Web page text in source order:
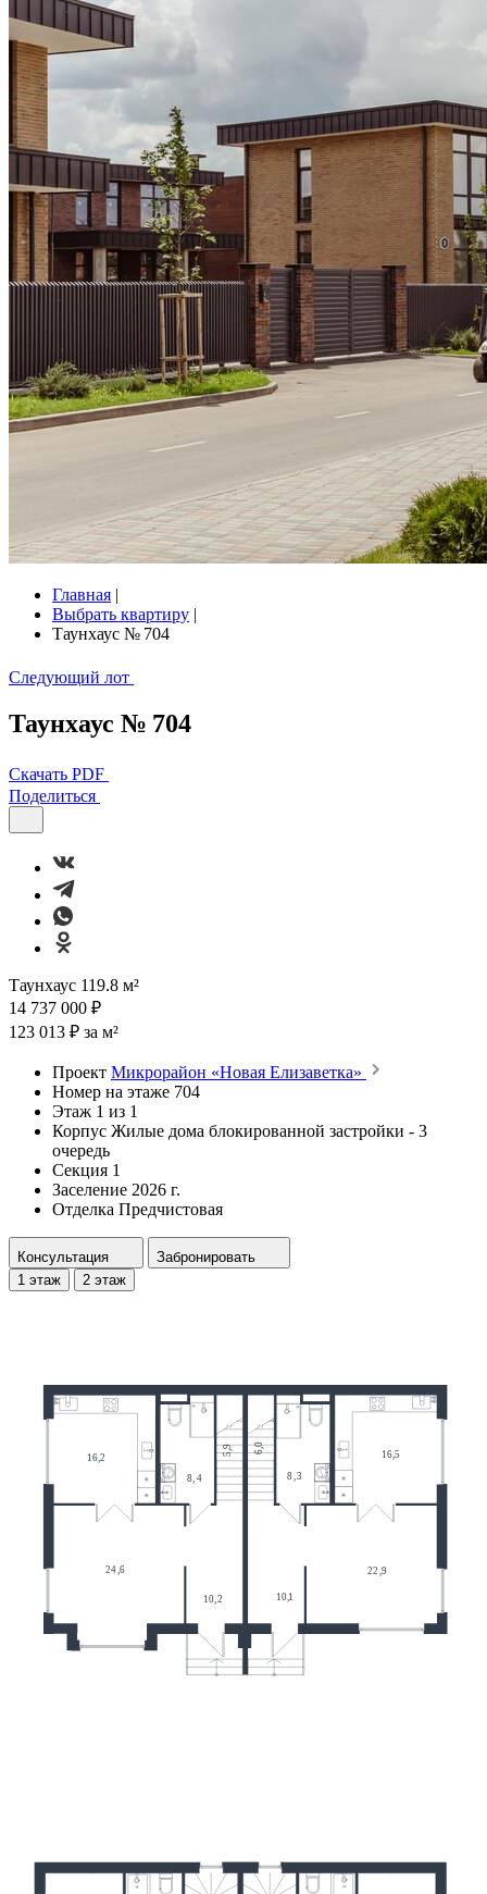
Главная |
Выбрать квартиру |
Таунхаус № 704
Следующий лот
Таунхаус № 704
Скачать PDF
Поделиться
Таунхаус 119.8 м²
14 737 000 ₽
123 013 ₽ за м²
Проект Микрорайон «Новая Елизаветка»
Номер на этаже 704
Этаж 1 из 1
Корпус Жилые дома блокированной застройки - 3
очередь
Секция 1
Заселение 2026 г.
Отделка Предчистовая
Консультация
Забронировать
1 этаж
2 этаж